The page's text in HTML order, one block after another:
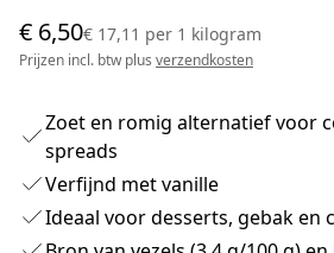
€ 6,50€ 17,11 per 1 kilogram
Prijzen incl. btw plus verzendkosten
Zoet en romig alternatief voor
spreads
Verfijnd met vanille
Ideaal voor desserts, gebak en